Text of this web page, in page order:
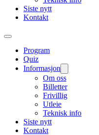
Siste nytt
Kontakt
Program
Quiz
Informasjon
Om oss
Billetter
Frivillig
Utleie
Teknisk info
Siste nytt
Kontakt